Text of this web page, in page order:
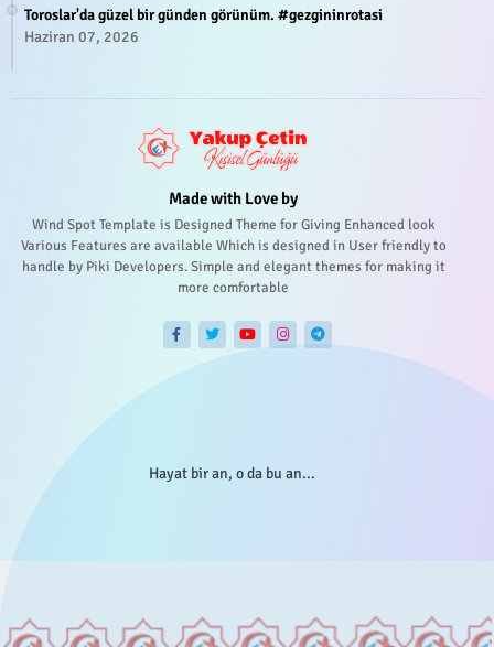
Toroslar'da güzel bir günden görünüm. #gezgininrotasi
Haziran 07, 2026
Made with Love by
Wind Spot Template is Designed Theme for Giving Enhanced look
Various Features are available Which is designed in User friendly to
handle by Piki Developers. Simple and elegant themes for making it
more comfortable
Hayat bir an, o da bu an...